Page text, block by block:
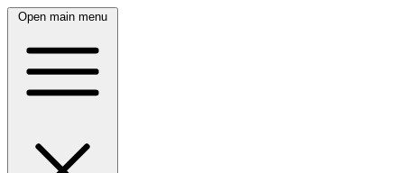
Open main menu